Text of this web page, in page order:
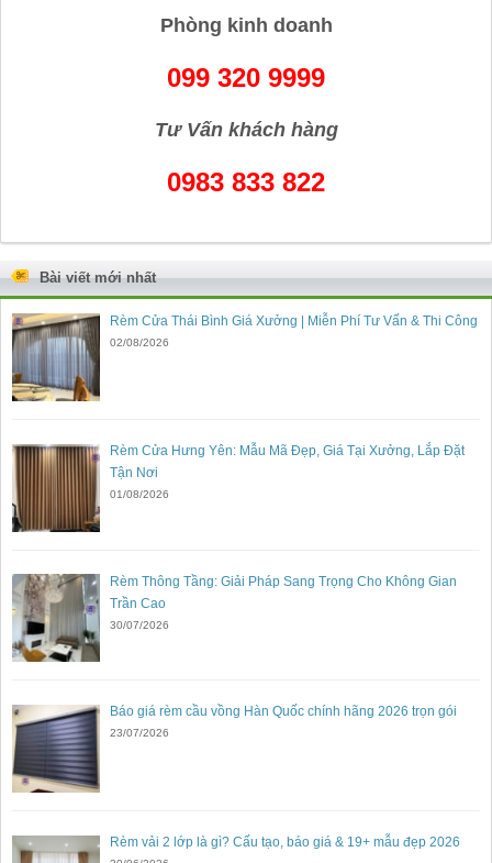
Phòng kinh doanh
099 320 9999
Tư Vấn khách hàng
0983 833 822
Bài viết mới nhất
Rèm Cửa Thái Bình Giá Xưởng | Miễn Phí Tư Vấn & Thi Công
02/08/2026
Rèm Cửa Hưng Yên: Mẫu Mã Đẹp, Giá Tại Xưởng, Lắp Đặt
Tận Nơi
01/08/2026
Rèm Thông Tầng: Giải Pháp Sang Trọng Cho Không Gian
Trần Cao
30/07/2026
Báo giá rèm cầu vồng Hàn Quốc chính hãng 2026 trọn gói
23/07/2026
Rèm vải 2 lớp là gì? Cấu tạo, báo giá & 19+ mẫu đẹp 2026